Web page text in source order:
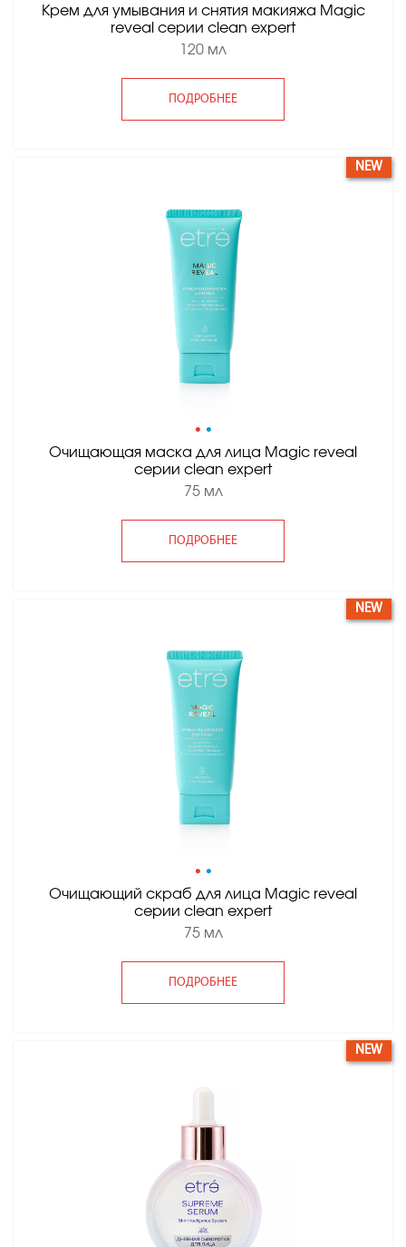
Крем для умывания и снятия макияжа Magic
reveal серии clean expert
120 мл
ПОДРОБНЕЕ
• •
Очищающая маска для лица Magic reveal
серии clean expert
75 мл
ПОДРОБНЕЕ
NEW
• •
Очищающий скраб для лица Magic reveal
серии clean expert
75 мл
ПОДРОБНЕЕ
NEW
NEW